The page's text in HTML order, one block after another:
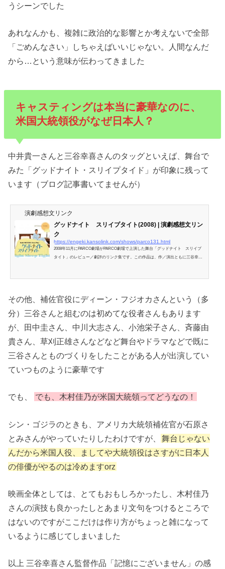
うシーンでした
あれなんかも、複雑に政治的な影響とか考えないで全部
「ごめんなさい」しちゃえばいいじゃない。人間なんだ
から…という意味が伝わってきました
キャスティングは本当に豪華なのに、
米国大統領役がなぜ日本人？
中井貴一さんと三谷幸喜さんのタッグといえば、舞台で
みた「グッドナイト・スリイプタイド」が印象に残って
います（ブログ記事書いてませんが）
演劇感想文リンク
グッドナイト スリイプタイト(2008) | 演劇感想文リン
ク
https://engeki.kansolink.com/shows/parco131.html
2008年11月にPARCO劇場がPARCO劇場で上演した舞台「グッドナイト スリイプ
タイト」のレビュー／劇評のリンク集です。この作品は、作／演出ともに三谷幸喜
その他、補佐官役にディーン・フジオカさんという（多
分）三谷さんと組むのは初めてな役者さんもあります
が、田中圭さん、中川大志さん、小池栄子さん、斉藤由
貴さん、草刈正雄さんなどなど舞台やドラマなどで既に
三谷さんとものづくりをしたことがある人が出演してい
ていつものように豪華です
でも、 でも、木村佳乃が米国大統領ってどうなの！
シン・ゴジラのときも、アメリカ大統領補佐官が石原さ
とみさんがやっていたりしたわけですが、
舞台じゃない
んだから米国人役、ましてや大統領役はさすがに日本人
の俳優がやるのは冷めますorz
映画全体としては、とてもおもしろかったし、木村佳乃
さんの演技も良かったしとあまり文句をつけるところで
はないのですがここだけは作り方がちょっと雑になって
いるように感じてしまいました
以上 三谷幸喜さん監督作品「記憶にございません」の感